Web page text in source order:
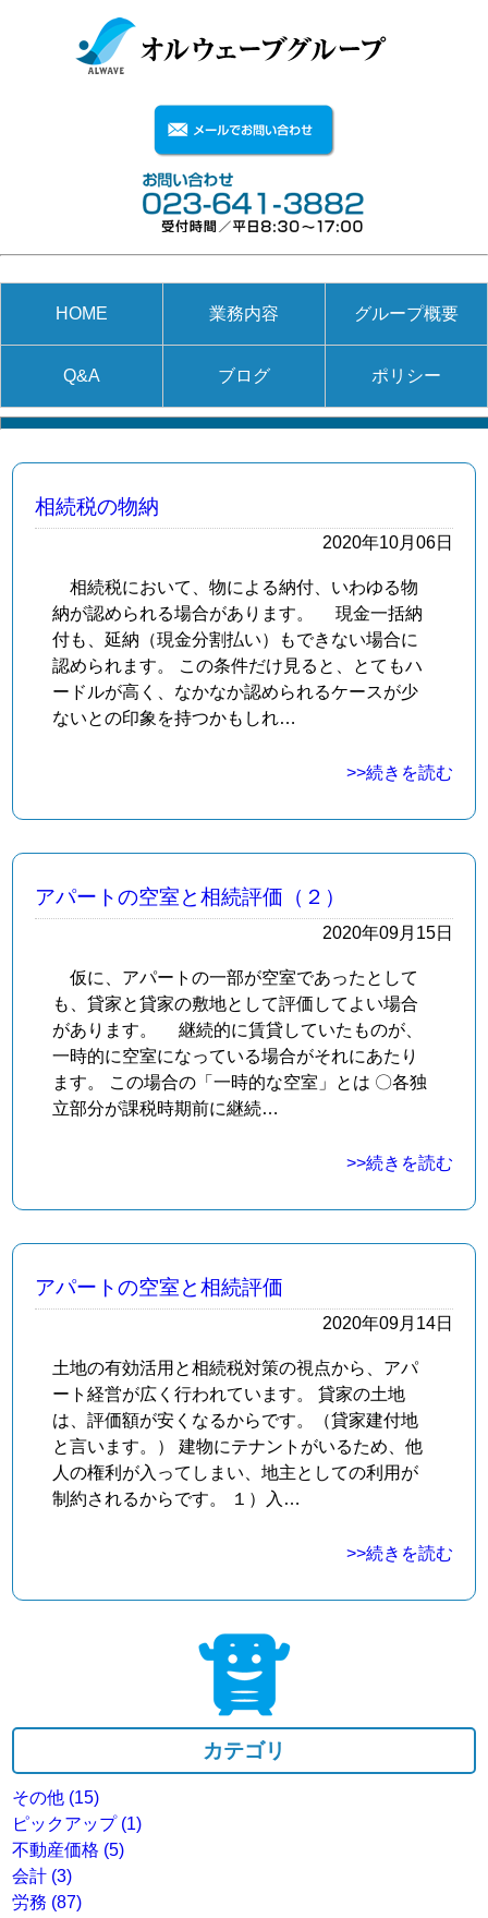
HOME 業務内容 グループ概要
Q&A ブログ ポリシー
相続税の物納
2020年10月06日
相続税において、物による納付、いわゆる物
納が認められる場合があります。 現金一括納
付も、延納（現金分割払い）もできない場合に
認められます。 この条件だけ見ると、とてもハ
ードルが高く、なかなか認められるケースが少
ないとの印象を持つかもしれ…
>>続きを読む
アパートの空室と相続評価（２）
2020年09月15日
仮に、アパートの一部が空室であったとして
も、貸家と貸家の敷地として評価してよい場合
があります。 継続的に賃貸していたものが、
一時的に空室になっている場合がそれにあたり
ます。 この場合の「一時的な空室」とは 〇各独
立部分が課税時期前に継続…
>>続きを読む
アパートの空室と相続評価
2020年09月14日
土地の有効活用と相続税対策の視点から、アパ
ート経営が広く行われています。 貸家の土地
は、評価額が安くなるからです。（貸家建付地
と言います。） 建物にテナントがいるため、他
人の権利が入ってしまい、地主としての利用が
制約されるからです。 １）入…
>>続きを読む
カテゴリ
その他 (15)
ピックアップ (1)
不動産価格 (5)
会計 (3)
労務 (87)